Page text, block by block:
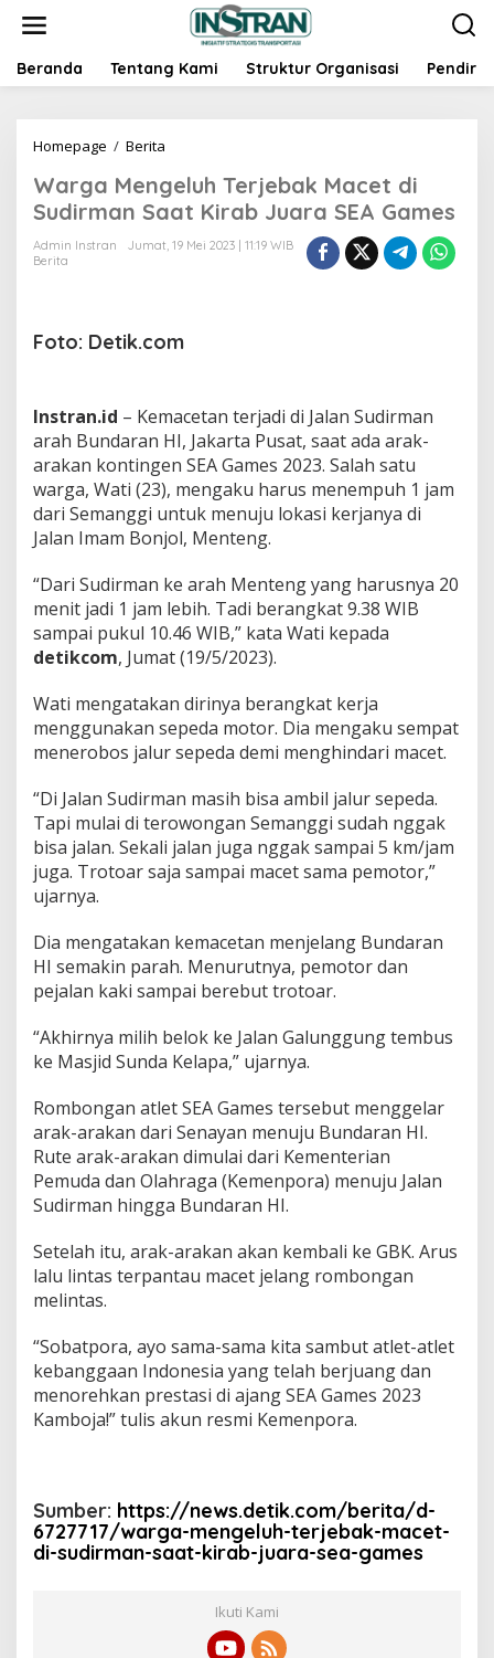
t
Beranda Tentang Kami Struktur Organisasi Pendiri
Homepage / Berita
r
g
a
M
l
e
r
j
b
a
k
a
c
e
t
d
S
u
i
m
a
n
S
a
K
i
a
J
u
r
a
S
E
A
G
e
s
Warga Mengeluh Terjebak Macet di
Sudirman Saat Kirab Juara SEA Games
Admin Instran
Jumat, 19 Mei 2023 | 11:19 WIB
Berita
Foto: Detik.com
Instran.id – Kemacetan terjadi di Jalan Sudirman
arah Bundaran HI, Jakarta Pusat, saat ada arak-
arakan kontingen SEA Games 2023. Salah satu
warga, Wati (23), mengaku harus menempuh 1 jam
dari Semanggi untuk menuju lokasi kerjanya di
Jalan Imam Bonjol, Menteng.
“Dari Sudirman ke arah Menteng yang harusnya 20
menit jadi 1 jam lebih. Tadi berangkat 9.38 WIB
sampai pukul 10.46 WIB,” kata Wati kepada
detikcom, Jumat (19/5/2023).
Wati mengatakan dirinya berangkat kerja
menggunakan sepeda motor. Dia mengaku sempat
menerobos jalur sepeda demi menghindari macet.
“Di Jalan Sudirman masih bisa ambil jalur sepeda.
Tapi mulai di terowongan Semanggi sudah nggak
bisa jalan. Sekali jalan juga nggak sampai 5 km/jam
juga. Trotoar saja sampai macet sama pemotor,”
ujarnya.
Dia mengatakan kemacetan menjelang Bundaran
HI semakin parah. Menurutnya, pemotor dan
pejalan kaki sampai berebut trotoar.
“Akhirnya milih belok ke Jalan Galunggung tembus
ke Masjid Sunda Kelapa,” ujarnya.
Rombongan atlet SEA Games tersebut menggelar
arak-arakan dari Senayan menuju Bundaran HI.
Rute arak-arakan dimulai dari Kementerian
Pemuda dan Olahraga (Kemenpora) menuju Jalan
Sudirman hingga Bundaran HI.
Setelah itu, arak-arakan akan kembali ke GBK. Arus
lalu lintas terpantau macet jelang rombongan
melintas.
“Sobatpora, ayo sama-sama kita sambut atlet-atlet
kebanggaan Indonesia yang telah berjuang dan
menorehkan prestasi di ajang SEA Games 2023
Kamboja!” tulis akun resmi Kemenpora.
Sumber: https://news.detik.com/berita/d-
6727717/warga-mengeluh-terjebak-macet-
di-sudirman-saat-kirab-juara-sea-games
Ikuti Kami